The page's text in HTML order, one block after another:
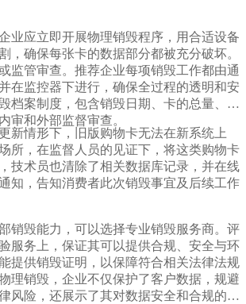
业应立即开展物理销毁程序，用合适设备
，确保每张卡的数据部分都被充分破坏。
监管审查。推荐企业每项销毁工作都由通
在监控器下进行，确保全过程的透明和安
档案制度，包含销毁日期、卡的总量、销
审和外部监督审查。
新情形下，旧版购物卡无法在新系统上
所，在监督人员的见证下，将这类购物卡
技术员也清除了相关数据库记录，并在线
知，告知消费者此次销毁事宜及后续工作
销毁能力，可以选择专业销毁服务商。评
服务上，保证其可以提供合规、安全与环
提供销毁证明，以保障符合相关法律法规
理销毁，企业不仅保护了客户数据，规避
风险，还展示了其对数据安全和合规的重